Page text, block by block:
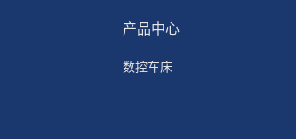
产品中心
数控车床